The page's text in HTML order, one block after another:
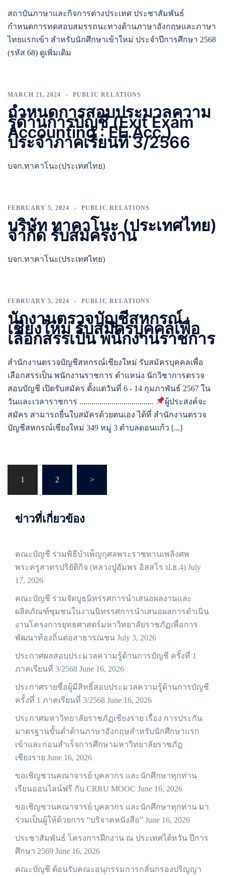
สถาบันภาษาและกิจการต่างประเทศ ประชาสัมพันธ์
กำหนดการทดสอบสมรรถนะทางด้านภาษาอังกฤษและภาษา
ไทยแรกเข้า สำหรับนักศึกษาเข้าใหม่ ประจำปีการศึกษา 2568
(รหัส 68) ดูเพิ่มเติม
MARCH 21, 2024 PUBLIC RELATIONS
กำหนดการสอบประมวลความ
รู้ด้านการบัญชี (Exit Exam
Accounting : EE.Acc.)
ประจำภาคเรียนที่ 3/2566
บจก.ทาคาโนะ(ประเทศไทย)
FEBRUARY 5, 2024 PUBLIC RELATIONS
บริษัท ทาคาโนะ (ประเทศไทย)
จำกัด รับสมัครงาน
บจก.ทาคาโนะ(ประเทศไทย)
FEBRUARY 5, 2024 PUBLIC RELATIONS
นักงานตรวจบัญชีสหกรณ์
เชียงใหม่ รับสมัครบุคคลเพื่อ
เลือกสรรเป็น พนักงานราชการ
สำนักงานตรวจบัญชีสหกรณ์เชียงใหม่ รับสมัครบุคคลเพื่อ
เลือกสรรเป็น พนักงานราชการ ตำแหน่ง นักวิชาการตรวจ
สอบบัญชี เปิดรับสมัคร ตั้งแต่วันที่ 6 - 14 กุมภาพันธ์ 2567 ใน
วันและเวลาราชการ .....................................
ผู้ประสงค์จะ
สมัคร สามารถยื่นใบสมัครด้วยตนเอง ได้ที่ สำนักงานตรวจ
บัญชีสหกรณ์เชียงใหม่ 349 หมู่ 3 ตำบลดอนแก้ว [...]
Posts
pagination
1 2 >
ข่าวที่เกี่ยวข้อง
คณะบัญชี ร่วมพิธีบำเพ็ญกุศลพระราชทานเพลิงศพ
พระครูสาทรปริยัติกิจ (หลวงปู่อัมพร อิสสโร ป.ธ.4) July
17, 2026
คณะบัญชี ร่วมจัดบูธนิทรรศการนำเสนอผลงานและ
ผลิตภัณฑ์ชุมชนในงานนิทรรศการนำเสนอผลการดำเนิน
งานโครงการยุทธศาสตร์มหาวิทยาลัยราชภัฏเพื่อการ
พัฒนาท้องถิ่นต่อสาธารณชน July 3, 2026
ประกาศผลสอบประมวลความรู้ด้านการบัญชี ครั้งที่ 1
ภาคเรียนที่ 3/2568 June 16, 2026
ประกาศรายชื่อผู้มีสิทธิ์สอบประมวลความรู้ด้านการบัญชี
ครั้งที่ 1 ภาคเรียนที่ 3/2568 June 16, 2026
ประกาศมหาวิทยาลัยราชภัฏเชียงราย เรื่อง การประกัน
มาตรฐานขั้นต่ำด้านภาษาอังกฤษสำหรับนักศึกษาแรก
เข้าและก่อนสำเร็จการศึกษามหาวิทยาลัยราชภัฏ
เชียงราย June 16, 2026
ขอเชิญชวนคณาจารย์ บุคลากร และนักศึกษาทุกท่าน
เรียนออนไลน์ฟรี กับ CRRU MOOC June 16, 2026
ขอเชิญชวนคณาจารย์ บุคลากร และนักศึกษาทุกท่าน มา
ร่วมเป็นผู้ให้ด้วยการ “บริจาคหนังสือ” June 16, 2026
ประชาสัมพันธ์ โครงการฝึกงาน ณ ประเทศไต้หวัน ปีการ
ศึกษา 2569 June 16, 2026
คณะบัญชี ต้อนรับคณะอนุกรรมการกลั่นกรองปริญญา